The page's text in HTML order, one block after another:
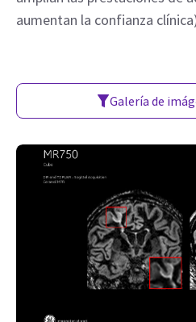
aumentan la confianza
Galería de